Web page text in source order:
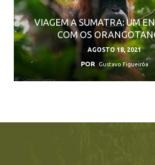
VIAGEM A SUMATRA: UM
COM OS
AGOSTO 18, 2021
POR Gustavo Figueirôa